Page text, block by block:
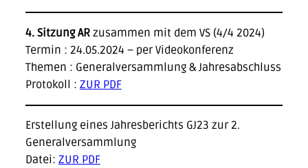
4. Sitzung AR zusammen mit dem VS (4/4 2024)
Termin : 24.05.2024 – per Videokonferenz
Themen : Generalversammlung & Jahresabschluss
Protokoll : ZUR PDF
Erstellung eines Jahresberichts GJ23 zur 2.
Generalversammlung
Datei: ZUR PDF